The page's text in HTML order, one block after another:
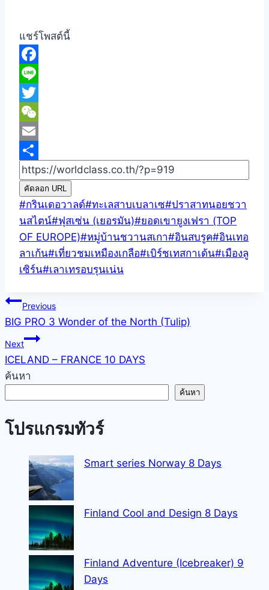
แชร์โพสต์นี้
Facebook
Line
Twitter
WeChat
Email
Share
คัดลอก URL
Post
Tags:
#กรินเดอวาลด์#ทะเลสาบเบลาเซ#ปราสาทนอยชวา
นสไตน์#ฟุสเซ่น (เยอรมัน)#ยอดเขายูงเฟรา (TOP
OF EUROPE)#หมู่บ้านชวานสเกา#อินสบรูค#อินเทอ
ลาเก้น#เที่ยวชมเหมืองเกลือ#เบิร์ชเทสกาเด้น#เมืองลู
เซิร์น#เลาเทรอบรุนเน่น
Post
navigation
Previous
BIG PRO 3 Wonder of the North (Tulip)
Next
ICELAND – FRANCE 10 DAYS
ค้นหา
ค้นหา
โปรแกรมทัวร์
Smart series Norway 8 Days
Finland Cool and Design 8 Days
Finland Adventure (Icebreaker) 9
Days